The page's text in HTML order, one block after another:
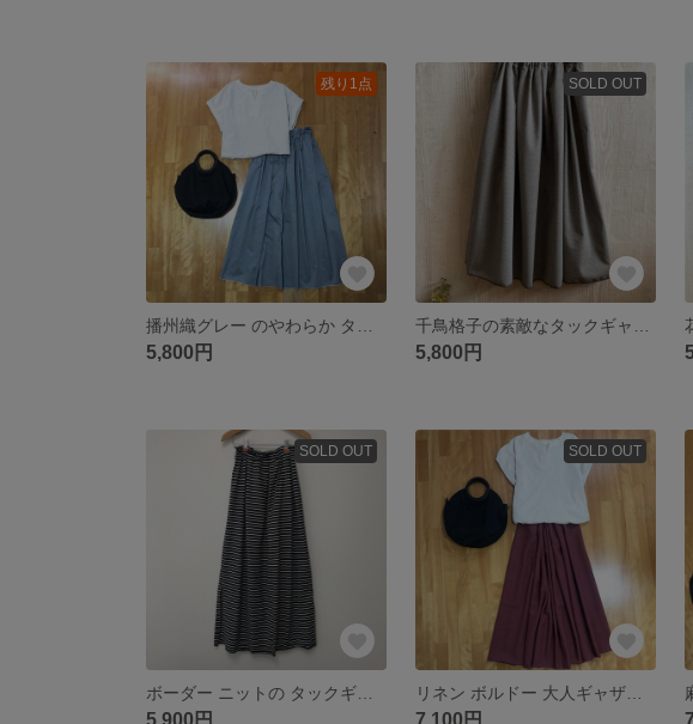
残り1点
5,800円
SOLD OUT
5,800円
SOLD OUT
5,900円
SOLD OUT
リネン ボルドー 大人ギャザースカート
7,100円